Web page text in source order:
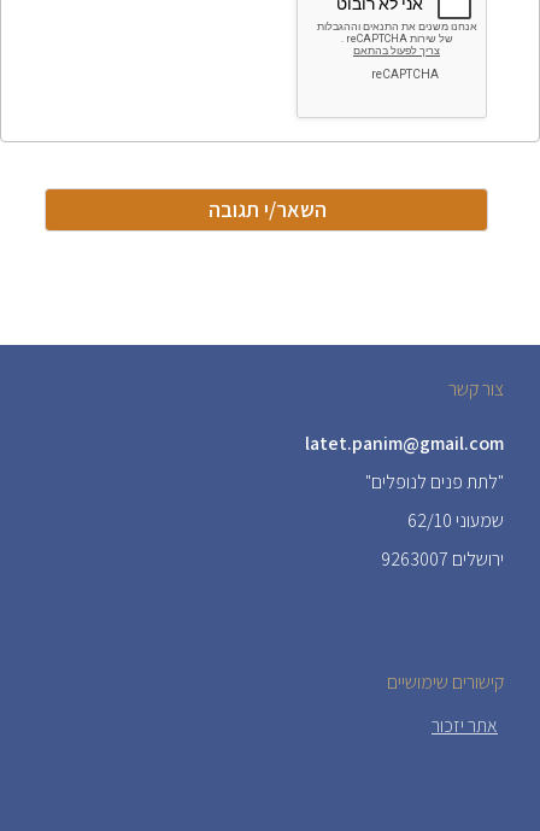
צור קשר
latet.panim@gmail.com
"לתת פנים לנופלים"
שמעוני 62/10
ירושלים 9263007
קישורים שימושיים
אתר יזכור